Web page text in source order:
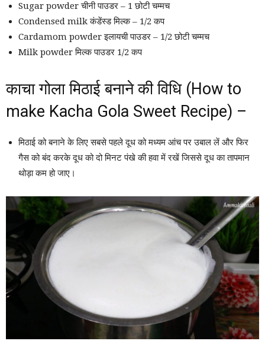
Sugar powder चीनी पाउडर – 1 छोटी चम्मच
Condensed milk कंडेंस्ड मिल्क – 1/2 कप
Cardamom powder इलायची पाउडर – 1/2 छोटी चम्मच
Milk powder मिल्क पाउडर 1/2 कप
काचा गोला मिठाई बनाने की विधि (How to
make Kacha Gola Sweet Recipe) –
मिठाई को बनाने के लिए सबसे पहले दूध को मध्यम आंच पर उबाल लें और फिर
गैस को बंद करके दूध को दो मिनट पंखे की हवा में रखें जिससे दूध का तापमान
थोड़ा कम हो जाए।